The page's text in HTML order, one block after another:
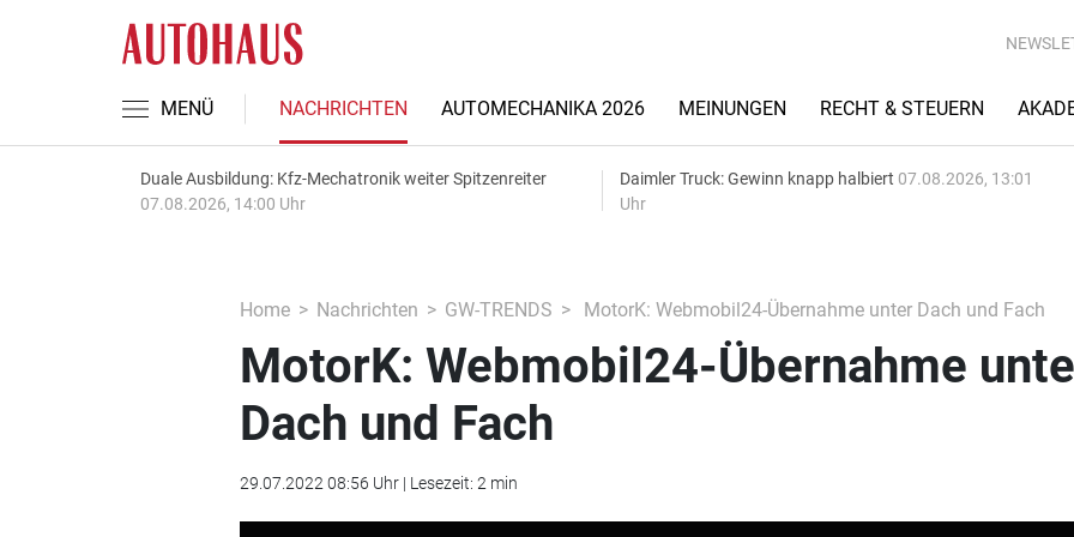
MENÜ NACHRICHTEN AUTOMECHANIKA 2026 MEINUNGEN RECHT & STEUERN
Duale Ausbildung: Kfz-Mechatronik weiter Spitzenreiter
07.08.2026, 14:00 Uhr
Daimler Truck: Gewinn knapp halbiert 07.08.2026, 13:01
Uhr
Home Nachrichten GW-TRENDS MotorK: Webmobil24-Übernahme unter Dach und Fach
MotorK: Webmobil24-Übernahme
Dach und Fach
29.07.2022 08:56 Uhr | Lesezeit: 2 min